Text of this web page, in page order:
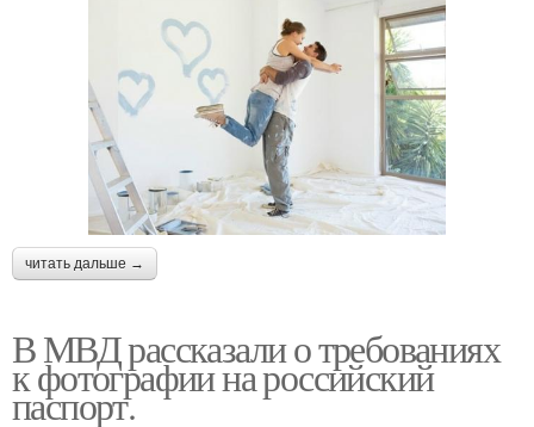
читать дальше →
В МВД рассказали о требованиях
к фотографии на российский
паспорт.